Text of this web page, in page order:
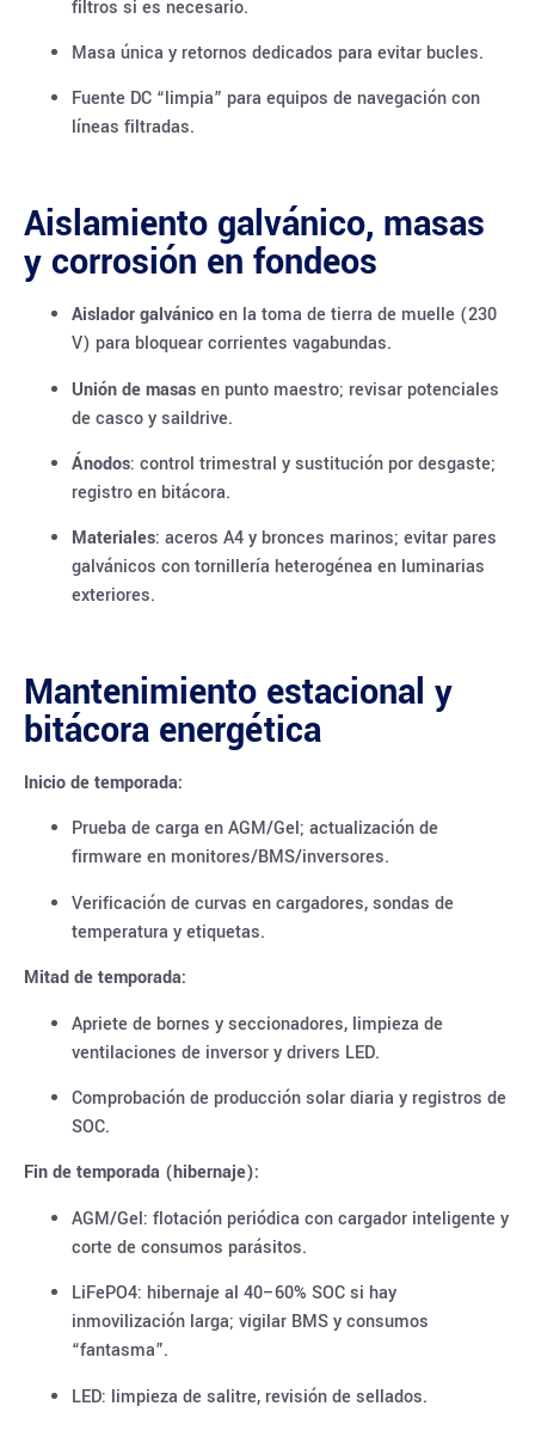
filtros si es necesario.
Masa única y retornos dedicados para evitar bucles.
Fuente DC “limpia” para equipos de navegación con
líneas filtradas.
Aislamiento galvánico, masas
y corrosión en fondeos
Aislador galvánicoen la toma de tierra de muelle (230
V) para bloquear corrientes vagabundas.
Unión de masasen punto maestro; revisar potenciales
de casco y saildrive.
Ánodos: control trimestral y sustitución por desgaste;
registro en bitácora.
Materiales: aceros A4 y bronces marinos; evitar pares
galvánicos con tornillería heterogénea en luminarias
exteriores.
Mantenimiento estacional y
bitácora energética
Inicio de temporada:
Prueba de carga en AGM/Gel; actualización de
firmware en monitores/BMS/inversores.
Verificación de curvas en cargadores, sondas de
temperatura y etiquetas.
Mitad de temporada:
Apriete de bornes y seccionadores, limpieza de
ventilaciones de inversor y drivers LED.
Comprobación de producción solar diaria y registros de
SOC.
Fin de temporada (hibernaje):
AGM/Gel: flotación periódica con cargador inteligente y
corte de consumos parásitos.
LiFePO4: hibernaje al 40–60% SOC si hay
inmovilización larga; vigilar BMS y consumos
“fantasma”.
LED: limpieza de salitre, revisión de sellados.